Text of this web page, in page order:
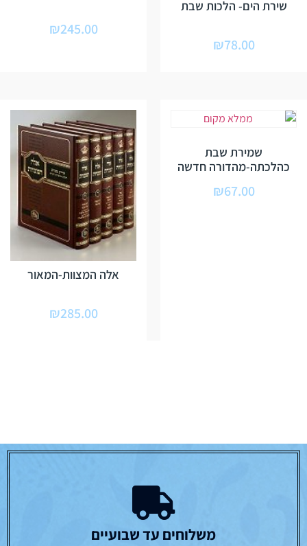
שירת הים- הלכות שבת
₪78.00
₪245.00
שמירת שבת
כהלכתה-מהדורה חדשה
₪67.00
אלה המצוות-המאור
₪285.00
משלוחים עד שבועיים